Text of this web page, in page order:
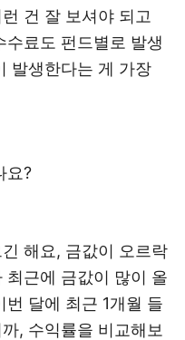
건 잘 보셔야 되고
료도 펀드별로 발생
발생한다는 게 가장
요?
해요, 금값이 오르락
최근에 금값이 많이 올
달에 최근 1개월 들
, 수익률을 비교해보